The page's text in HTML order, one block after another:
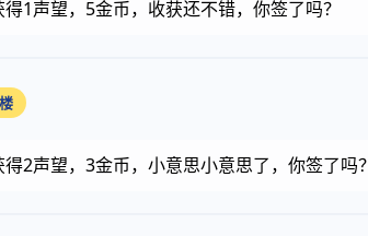
1声望，5金币，收获还不错，你签了吗？
2声望，3金币，小意思小意思了，你签了吗？